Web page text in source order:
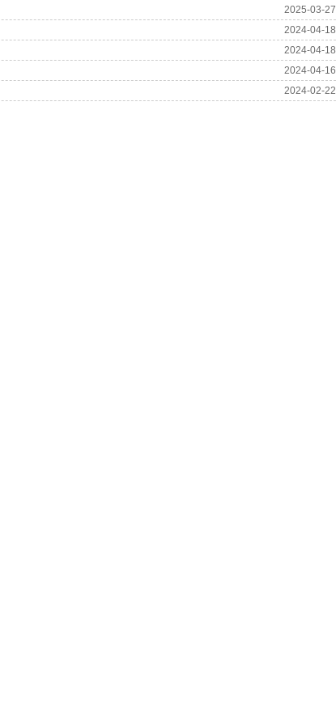
2025-03-27
2024-04-18
2024-04-18
2024-04-16
2024-02-22